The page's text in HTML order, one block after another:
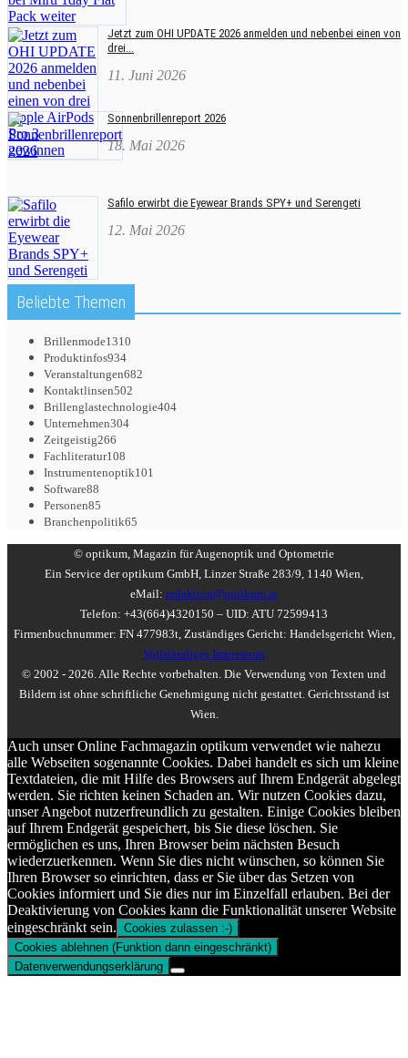
Jetzt zum OHI UPDATE 2026 anmelden und nebenbei einen von
drei...
11. Juni 2026
Sonnenbrillenreport 2026
18. Mai 2026
Safilo erwirbt die Eyewear Brands SPY+ und Serengeti
12. Mai 2026
Beliebte Themen
Brillenmode1310
Produktinfos934
Veranstaltungen682
Kontaktlinsen502
Brillenglastechnologie404
Unternehmen304
Zeitgeistig266
Fachliteratur108
Instrumentenoptik101
Software88
Personen85
Branchenpolitik65
© optikum, Magazin für Augenoptik und Optometrie
Ein Service der optikum GmbH, Linzer Straße 283/9, 1140 Wien,
eMail: redaktion@optikum.at
Telefon: +43(664)4320150 – UID: ATU 72599413
Firmenbuchnummer: FN 477983t, Zuständiges Gericht: Handelsgericht Wien,
Vollständiges Impressum
© 2002 - 2026. Alle Rechte vorbehalten. Die Verwendung von Texten und
Bildern ist ohne schriftliche Genehmigung nicht gestattet. Gerichtsstand ist
Wien.
Auch unser Online Fachmagazin optikum verwendet wie nahezu
alle Webseiten sogenannte Cookies. Dabei handelt es sich um kleine
Textdateien, die mit Hilfe des Browsers auf Ihrem Endgerät abgelegt
werden. Sie richten keinen Schaden an. Wir nutzen Cookies dazu,
unser Angebot nutzerfreundlich zu gestalten. Einige Cookies bleiben
auf Ihrem Endgerät gespeichert, bis Sie diese löschen. Sie
ermöglichen es uns, Ihren Browser beim nächsten Besuch
wiederzuerkennen. Wenn Sie dies nicht wünschen, so können Sie
Ihren Browser so einrichten, dass er Sie über das Setzen von
Cookies informiert und Sie dies nur im Einzelfall erlauben. Bei der
Deaktivierung von Cookies kann die Funktionalität unserer Website
eingeschränkt sein. Cookies zulassen :-)
Cookies ablehnen (Funktion dann eingeschränkt)
Datenverwendungserklärung